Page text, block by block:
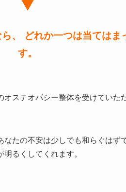
、 どれか一つは当てはま
す。
ステオパシー整体を受けていた
たの不安は少しでも和らぐはず
るくしてくれます。